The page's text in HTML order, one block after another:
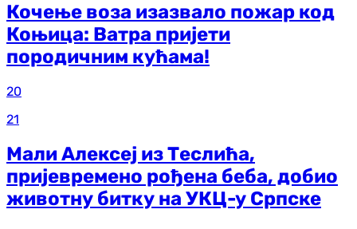
Кочење воза изазвало пожар код
Коњица: Ватра пријети
породичним кућама!
20
21
Мали Алексеј из Теслића,
пријевремено рођена беба, добио
животну битку на УКЦ-у Српске